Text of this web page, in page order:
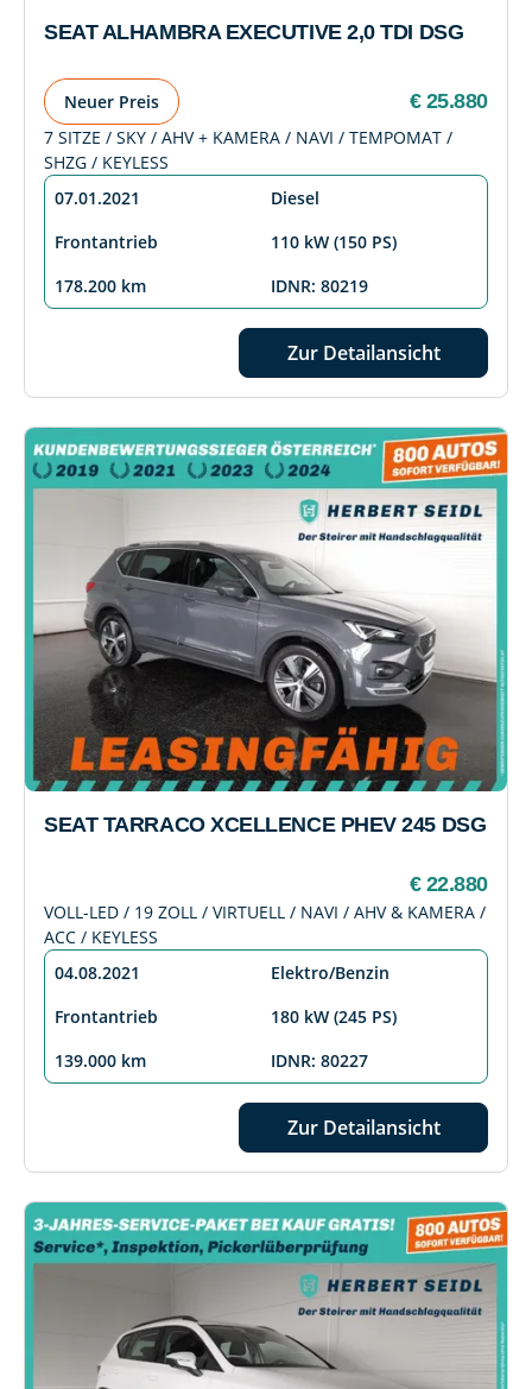
SEAT ALHAMBRA EXECUTIVE 2,0 TDI DSG
Neuer Preis € 25.880
7 SITZE / SKY / AHV + KAMERA / NAVI / TEMPOMAT /
SHZG / KEYLESS
07.01.2021
Diesel
Frontantrieb
110 kW (150 PS)
178.200 km
IDNR: 80219
Zur Detailansicht
SEAT TARRACO XCELLENCE PHEV 245 DSG
€ 22.880
VOLL-LED / 19 ZOLL / VIRTUELL / NAVI / AHV & KAMERA /
ACC / KEYLESS
04.08.2021
Elektro/Benzin
Frontantrieb
180 kW (245 PS)
139.000 km
IDNR: 80227
Zur Detailansicht